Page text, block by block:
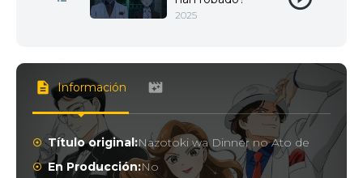
2025
Información
Título original:Nazotoki wa Dinner no Ato de
En Producción:No